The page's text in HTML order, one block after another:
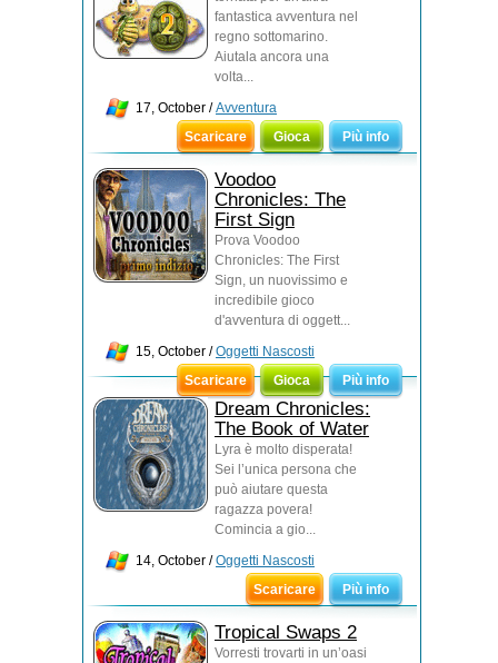
fantastica avventura nel
regno sottomarino.
Aiutala ancora una
volta...
17, October /Avventura
Scaricare
Gioca Più info
Voodoo
Chronicles: The
First Sign
Prova Voodoo
Chronicles: The First
Sign, un nuovissimo e
incredibile gioco
d'avventura di oggett...
15, October /Oggetti Nascosti
Scaricare
Gioca Più info
Dream Chronicles:
The Book of Water
Lyra è molto disperata!
Sei l’unica persona che
può aiutare questa
ragazza povera!
Comincia a gio...
14, October /Oggetti Nascosti
Scaricare
Più info
Tropical Swaps 2
Vorresti trovarti in un’oasi